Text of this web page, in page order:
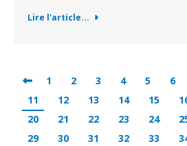
Lire l'article...
1 2 3 4 5 6
11
12 13 14 15
20
21 22 23 24
29
30 31 32 33